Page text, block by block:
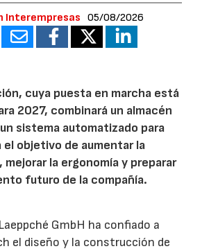
Interempresas 05/08/2026
cuya puesta en marcha está
2027, combinará un almacén
sistema automatizado para
objetivo de aumentar la
mejorar la ergonomía y preparar
futuro de la compañía.
GmbH ha confiado a
el diseño y la construcción de